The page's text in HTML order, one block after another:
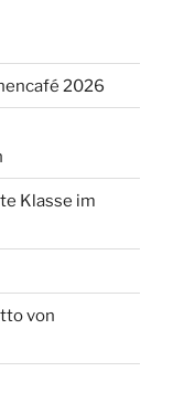
2026
Klasse im
von